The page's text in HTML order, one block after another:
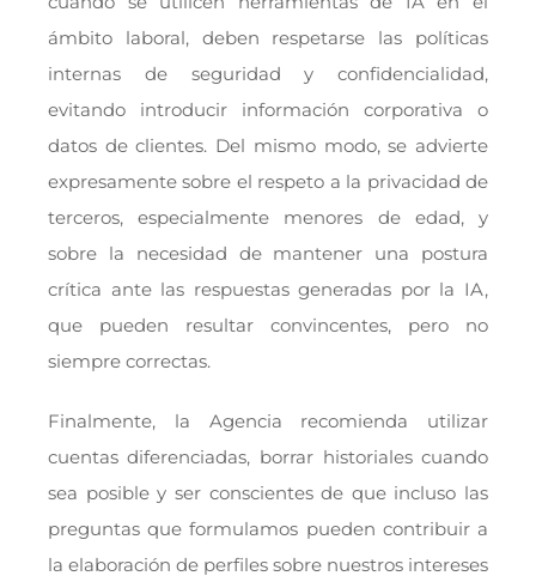
ámbito laboral, deben respetarse las políticas
internas de seguridad y confidencialidad,
evitando introducir información corporativa o
datos de clientes. Del mismo modo, se advierte
expresamente sobre el respeto a la privacidad de
terceros, especialmente menores de edad, y
sobre la necesidad de mantener una postura
crítica ante las respuestas generadas por la IA,
que pueden resultar convincentes, pero no
siempre correctas.
Finalmente, la Agencia recomienda utilizar
cuentas diferenciadas, borrar historiales cuando
sea posible y ser conscientes de que incluso las
preguntas que formulamos pueden contribuir a
la elaboración de perfiles sobre nuestros intereses